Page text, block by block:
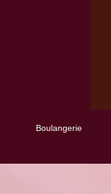
Boulangerie